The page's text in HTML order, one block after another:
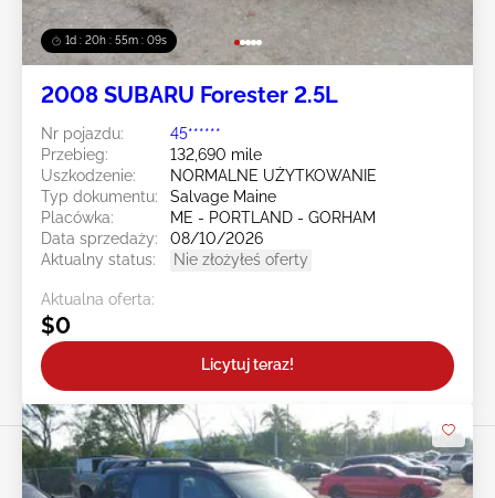
1d : 20h : 55m : 07s
2008 SUBARU Forester 2.5L
Nr pojazdu:
45******
Przebieg:
132,690 mile
Uszkodzenie:
NORMALNE UŻYTKOWANIE
Typ dokumentu:
Salvage Maine
Placówka:
ME - PORTLAND - GORHAM
Data sprzedaży:
08/10/2026
Aktualny status:
Nie złożyłeś oferty
Aktualna oferta:
$0
Licytuj teraz!